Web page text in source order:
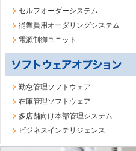
セルフオーダーシステム
従業員用オーダリングシステム
電源制御ユニット
勤怠管理ソフトウェア
在庫管理ソフトウェア
多店舗向け本部管理システム
ビジネスインテリジェンス